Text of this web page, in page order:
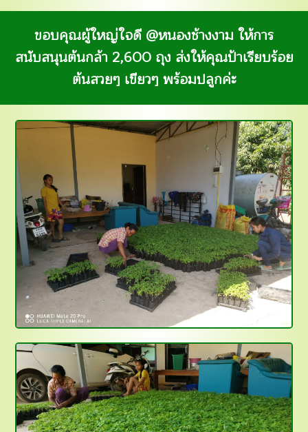
ขอบคุณผู้ใหญ่ใจดี @หนองช้างงาม ให้การ
สนับสนุนต้นกล้า 2,600 ถุง ส่งให้คุณป้าเรียบร้อย
ต้นสวยๆ เขียวๆ พร้อมปลูกค่ะ